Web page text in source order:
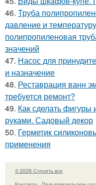
46. Труба
давление и
полипропиленовая
значений
47. Насос для
и назначение
48. Реставрация ванн
требуется ремонт?
49. Как сделать фигуры
руками. Садовый декор
50. Герметик
применения
© 2026 Строить все